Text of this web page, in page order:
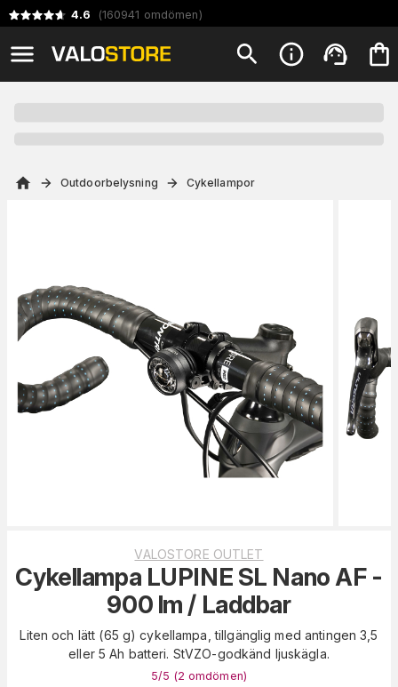
4.6 (160941 omdömen)
Outdoorbelysning Cykellampor
VALOSTORE OUTLET
Cykellampa LUPINE SL Nano AF -
900 lm / Laddbar
Liten och lätt (65 g) cykellampa, tillgänglig med antingen 3,5
eller 5 Ah batteri. StVZO-godkänd ljuskägla.
5/5 (2 omdömen)